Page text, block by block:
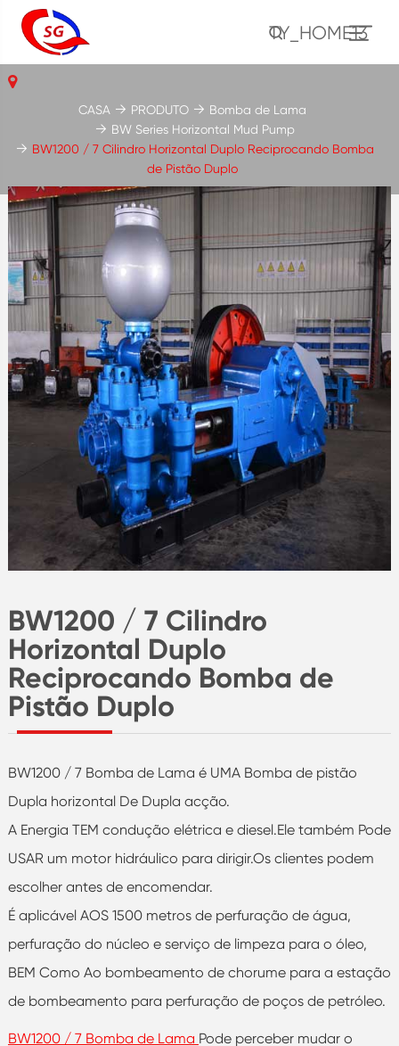
TY_HOME13
BW1200 / 7 Cilindro
Horizontal Duplo
Reciprocando Bomba de
Pistão Duplo
BW1200 / 7 Bomba de Lama é UMA Bomba de pistão
Dupla horizontal De Dupla acção.
A Energia TEM condução elétrica e diesel.Ele também Pode
USAR um motor hidráulico para dirigir.Os clientes podem
escolher antes de encomendar.
É aplicável AOS 1500 metros de perfuração de água,
perfuração do núcleo e serviço de limpeza para o óleo,
BEM Como Ao bombeamento de chorume para a estação
de bombeamento para perfuração de poços de petróleo.
BW1200 / 7 Bomba de Lama Pode perceber mudar o
CASA PRODUTO
Bomba de Lama
BW Series Horizontal Mud Pump
BW1200 / 7 Cilindro Horizontal Duplo Reciprocando Bomba
de Pistão Duplo